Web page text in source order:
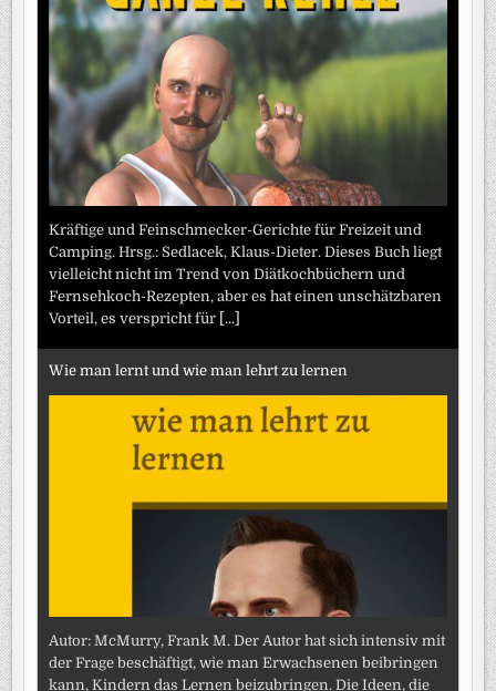
Kräftige und Feinschmecker-Gerichte für Freizeit und
Camping. Hrsg.: Sedlacek, Klaus-Dieter. Dieses Buch liegt
vielleicht nicht im Trend von Diätkochbüchern und
Fernsehkoch-Rezepten, aber es hat einen unschätzbaren
Vorteil, es verspricht für [...]
Wie man lernt und wie man lehrt zu lernen
Autor: McMurry, Frank M. Der Autor hat sich intensiv mit
der Frage beschäftigt, wie man Erwachsenen beibringen
kann, Kindern das Lernen beizubringen. Die Ideen, die